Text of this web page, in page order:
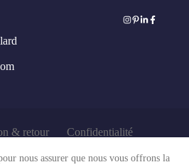
nous assurer que nous vous offrons la
& retour
Confidentialité